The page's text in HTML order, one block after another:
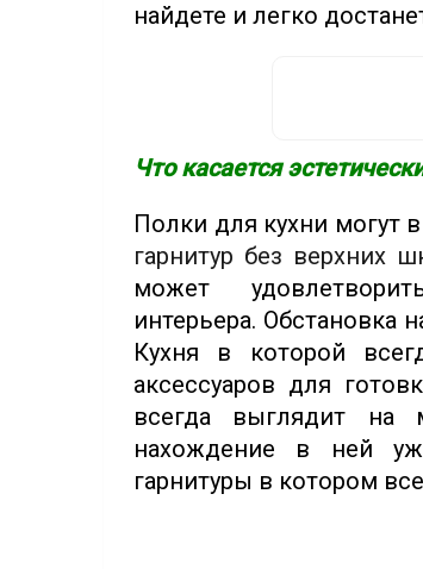
найдете и легко
Что касается
Полки для кухни могут
гарнитур без верхних
может
интерьера. Обстановка
Кухня в которой
аксессуаров для
всегда выглядит на
нахождение в ней
гарнитуры в котором